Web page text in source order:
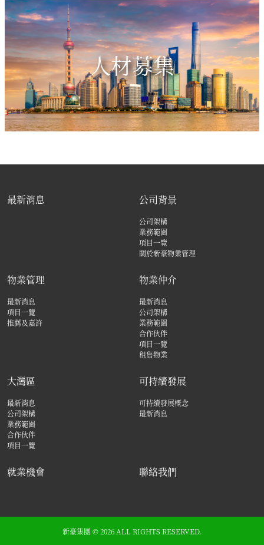
人材募集
最新消息 公司背景
公司架構
業務範圍
項目一覽
關於新豪物業管理
物業管理
最新消息
項目一覽
推薦及嘉許
物業仲介
最新消息
公司架構
業務範圍
合作伙伴
項目一覽
租售物業
大灣區
最新消息
公司架構
業務範圍
合作伙伴
項目一覽
可持續發展
可持續發展概念
最新消息
就業機會 聯絡我們
新豪集團 © 2026 ALL RIGHTS RESERVED.